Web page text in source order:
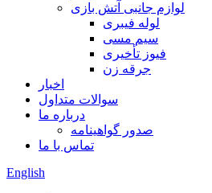
لوازم جانبی آتش بازی
لوله فیبری
سیم مسی
فیوز تأخیری
جرقه زن
اخبار
سوالات متداول
درباره ما
صدور گواهینامه
تماس با ما
English